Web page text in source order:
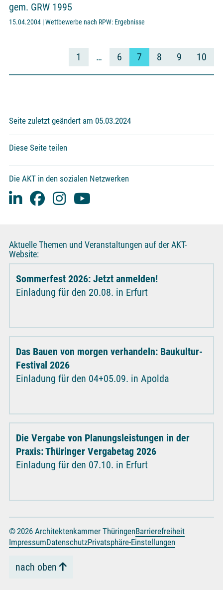
gem. GRW 1995
15.04.2004 | Wettbewerbe nach RPW: Ergebnisse
1 … 6 7 8 9 10
Seite zuletzt geändert am 05.03.2024
Diese Seite teilen
Die AKT in den sozialen Netzwerken
Aktuelle Themen und Veranstaltungen auf der AKT-
Website:
Sommerfest 2026: Jetzt anmelden!
Einladung für den 20.08. in Erfurt
Das Bauen von morgen verhandeln: Baukultur-
Festival 2026
Einladung für den 04+05.09. in Apolda
Die Vergabe von Planungsleistungen in der
Praxis: Thüringer Vergabetag 2026
Einladung für den 07.10. in Erfurt
© 2026 Architektenkammer ThüringenBarrierefreiheit
ImpressumDatenschutzPrivatsphäre-Einstellungen
nach oben